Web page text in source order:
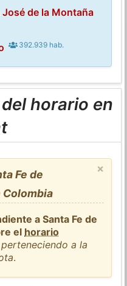
José de la Montaña
392.939 hab.
horario en
×
Fe de
a Santa Fe de
el horario
perteneciendo a la
.